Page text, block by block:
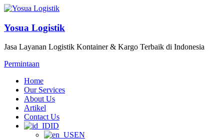
Yosua Logistik
Jasa Layanan Logistik Kontainer & Kargo Terbaik di Indonesia
Permintaan
Home
Our Services
About Us
Artikel
Contact Us
ID
EN